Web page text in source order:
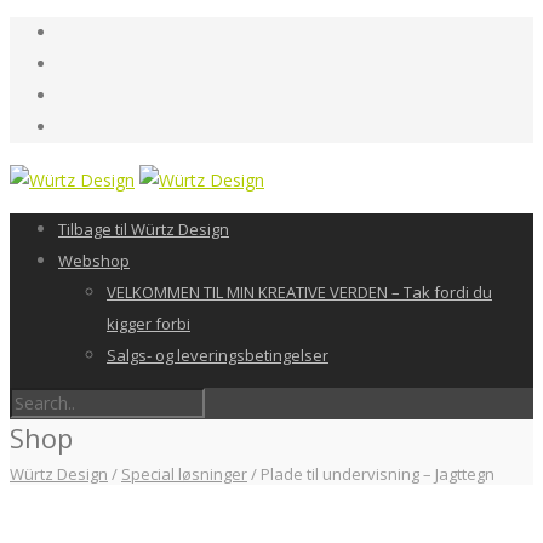
Tilbage til Würtz Design
Webshop
VELKOMMEN TIL MIN KREATIVE VERDEN – Tak fordi du
kigger forbi
Salgs- og leveringsbetingelser
Shop
Würtz Design / Special løsninger/ Plade til undervisning – Jagttegn